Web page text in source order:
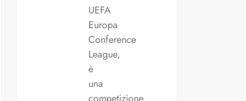
UEFA
Europa
Conference
League,
è
una